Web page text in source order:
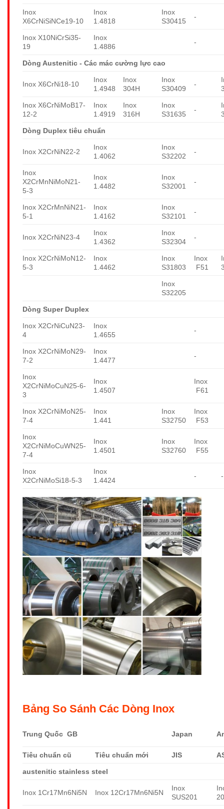
Inox
X6CrNiSiNCe19-10
Inox
1.4818
Inox
S30415
-
Inox X10NiCrSi35-
19
Inox
1.4886
-
Dòng Austenitic - Các mác cường lực cao
Inox X6CrNi18-10
Inox
1.4948
Inox
304H
Inox
S30409
-
Inox X6CrNiMoB17-
12-2
Inox
1.4919
Inox
316H
Inox
S31635
-
Dòng Duplex tiêu chuẩn
Inox X2CrNiN22-2
Inox
1.4062
Inox
S32202
-
Inox
X2CrMnNiMoN21-
5-3
Inox
1.4482
Inox
S32001
-
Inox X2CrMnNiN21-
5-1
Inox
1.4162
Inox
S32101
-
Inox X2CrNiN23-4
Inox
1.4362
Inox
S32304
-
Inox X2CrNiMoN12-
5-3
Inox
1.4462
Inox
S31803
Inox
F51
Inox
S32205
Dòng Super Duplex
Inox X2CrNiCuN23-
4
Inox
1.4655
-
Inox X2CrNiMoN29-
7-2
Inox
1.4477
-
Inox
X2CrNiMoCuN25-6-
3
Inox
1.4507
Inox
F61
Inox X2CrNiMoN25-
7-4
Inox
1.441
Inox
S32750
Inox
F53
Inox
X2CrNiMoCuWN25-
7-4
Inox
1.4501
Inox
S32760
Inox
F55
Inox
X2CrNiMoSi18-5-3
Inox
1.4424
- -
Bảng So Sánh Các Dòng Inox
Trung Quốc GB Japan
Tiêu chuẩn cũ Tiêu chuẩn mới JIS
austenitic stainless steel
Inox 1Cr17Mn6Ni5N Inox 12Cr17Mn6Ni5N
Inox
SUS201